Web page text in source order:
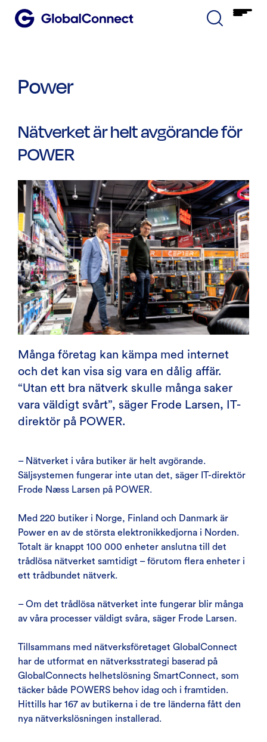
Power
Nätverket är helt avgörande för
POWER
Många företag kan kämpa med internet
och det kan visa sig vara en dålig affär.
“Utan ett bra nätverk skulle många saker
vara väldigt svårt”, säger Frode Larsen, IT-
direktör på POWER.
– Nätverket i våra butiker är helt avgörande.
Säljsystemen fungerar inte utan det, säger IT-direktör
Frode Næss Larsen på POWER.
Med 220 butiker i Norge, Finland och Danmark är
Power en av de största elektronikkedjorna i Norden.
Totalt är knappt 100 000 enheter anslutna till det
trådlösa nätverket samtidigt – förutom flera enheter i
ett trådbundet nätverk.
– Om det trådlösa nätverket inte fungerar blir många
av våra processer väldigt svåra, säger Frode Larsen.
Tillsammans med nätverksföretaget GlobalConnect
har de utformat en nätverksstrategi baserad på
GlobalConnects helhetslösning SmartConnect, som
täcker både POWERS behov idag och i framtiden.
Hittills har 167 av butikerna i de tre länderna fått den
nya nätverkslösningen installerad.